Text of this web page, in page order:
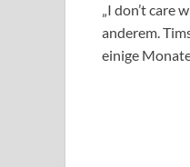
„I don’t care
anderem.
einige